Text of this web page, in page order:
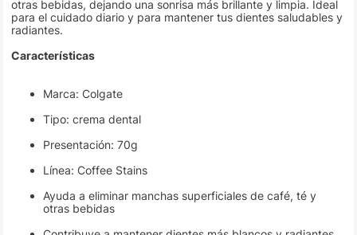
otras bebidas, dejando una sonrisa más brillante y limpia. Ideal
para el cuidado diario y para mantener tus dientes saludables y
radiantes.
Características
Marca: Colgate
Tipo: crema dental
Presentación: 70g
Línea: Coffee Stains
Ayuda a eliminar manchas superficiales de café, té y
otras bebidas